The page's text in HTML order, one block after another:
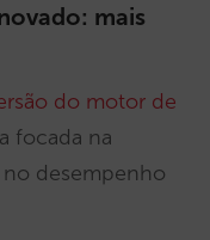
mais
do motor de
focada na
desempenho